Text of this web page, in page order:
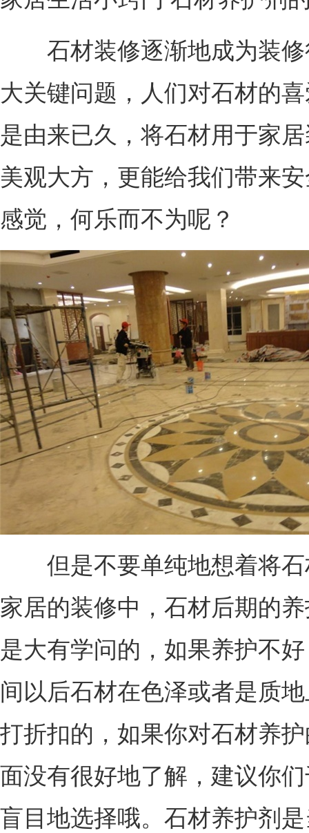
石材装修逐渐地成为装修
大关键问题，人们对石材的
是由来已久，将石材用于家
美观大方，更能给我们带来
感觉，何乐而不为呢？
但是不要单纯地想着将石
家居的装修中，石材后期的
是大有学问的，如果养护不
间以后石材在色泽或者是质
打折扣的，如果你对石材养
面没有很好地了解，建议你
盲目地选择哦。石材养护剂